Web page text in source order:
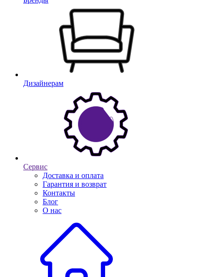
Дизайнерам
Сервис
Доставка и оплата
Гарантия и возврат
Контакты
Блог
О нас